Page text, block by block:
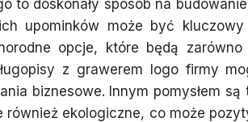
to doskonały sposób na
upominków może być
opcje, które będą
z grawerem logo firmy
biznesowe. Innym pomysłem
ekologiczne, co może